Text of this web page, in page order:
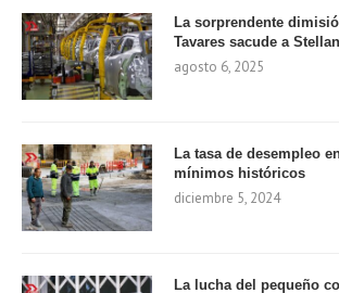
La sorprendente
Tavares sacude a
agosto 6, 2025
La tasa de desempleo
mínimos históricos
diciembre 5, 2024
La lucha del pequeño